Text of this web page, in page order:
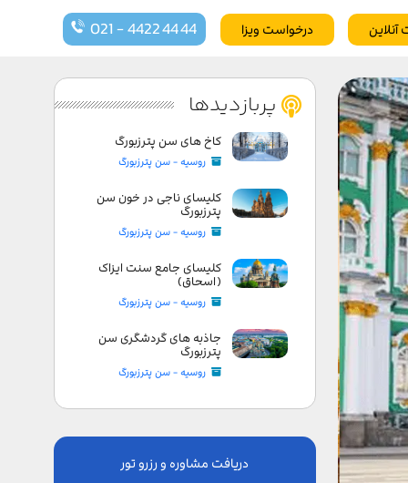
درخواست ویزا 021 - 4422 44 44 آنلاین
پربازدیدها
کاخ های سن پترزبورگ
روسیه - سن پترزبورگ
کلیسای ناجی در خون سن
پترزبورگ
روسیه - سن پترزبورگ
کلیسای جامع سنت ایزاک
(اسحاق)
روسیه - سن پترزبورگ
جاذبه های گردشگری سن
پترزبورگ
روسیه - سن پترزبورگ
دریافت مشاوره و رزرو تور